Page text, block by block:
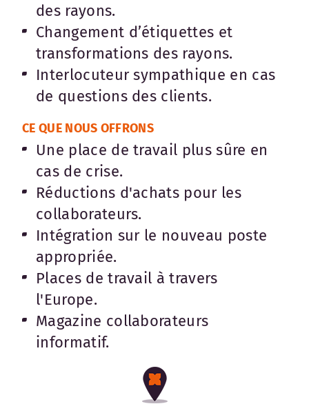
des rayons.
Changement d’étiquettes et
transformations des rayons.
Interlocuteur sympathique en cas
de questions des clients.
CE QUE NOUS OFFRONS
Une place de travail plus sûre en
cas de crise.
Réductions d'achats pour les
collaborateurs.
Intégration sur le nouveau poste
appropriée.
Places de travail à travers
l'Europe.
Magazine collaborateurs
informatif.